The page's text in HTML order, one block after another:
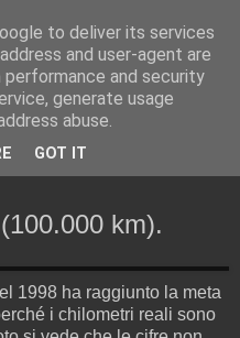
km).
1998 ha raggiunto la meta
i chilometri reali sono
to deliver its services
and user-agent are
and security
generate usage
abuse.
GOT IT